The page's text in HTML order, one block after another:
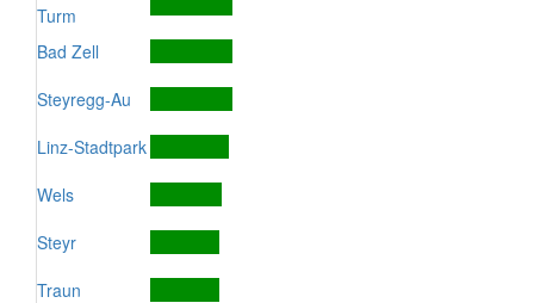
Turm
Bad Zell
Steyregg-Au
Linz-Stadtpark
Wels
Steyr
Traun